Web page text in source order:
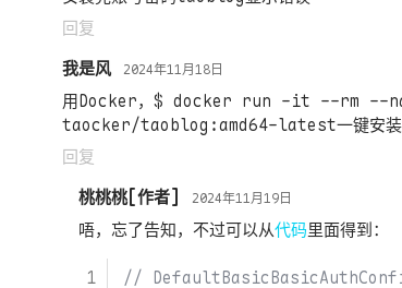
2024-06-20
2024-06-17
重写 robots.txt 实现
2024-06-14
服务端渲染数学公式（MathJax→KaTex
2024-06-13
重写友链展示模块
2024-06-09
2024-06-01
支持 iOS 手机端（本更新来自手机端）
2024-05-29
支持任务列表（点击可以完成任务）
支持一键导入全部推特（Twitter）数
回复
我是风
2024年11月18日
用Docker，$ docker run -it --rm --
taocker/taoblog:amd64-latest一键安装后
回复
桃桃桃
2024年11月19日
唔，忘了告知，不过可以从代码里面得到：